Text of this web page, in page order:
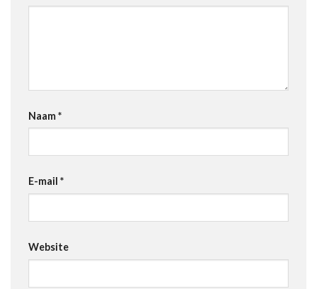
Naam*
E-mail *
Website